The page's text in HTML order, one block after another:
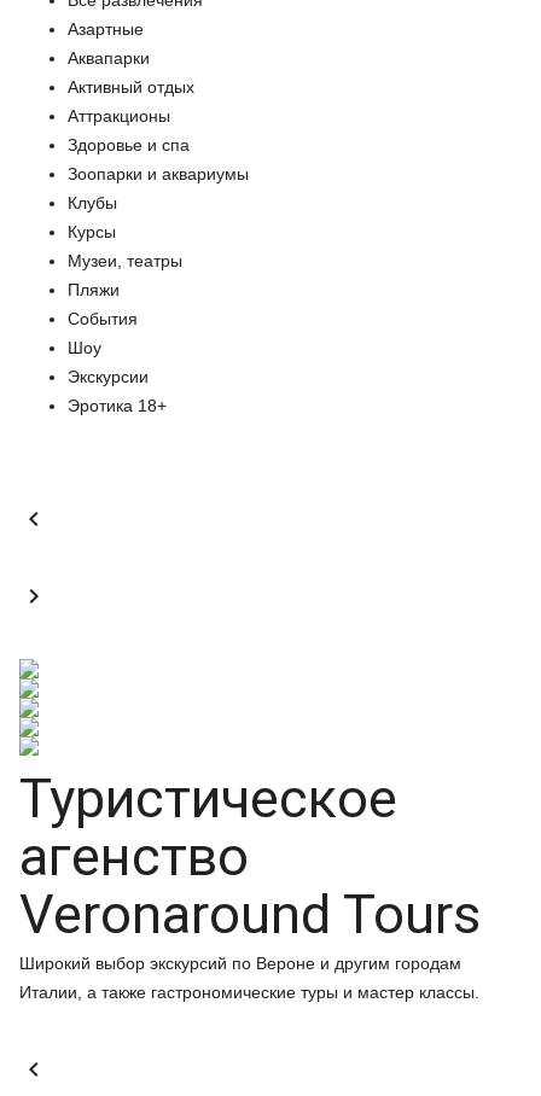
Азартные
Аквапарки
Активный отдых
Аттракционы
Здоровье и спа
Зоопарки и аквариумы
Клубы
Курсы
Музеи, театры
Пляжи
События
Шоу
Экскурсии
Эротика 18+


Туристическое
агенство
Veronaround Tours
Широкий выбор экскурсий по Вероне и другим городам
Италии, а также гастрономические туры и мастер классы.
